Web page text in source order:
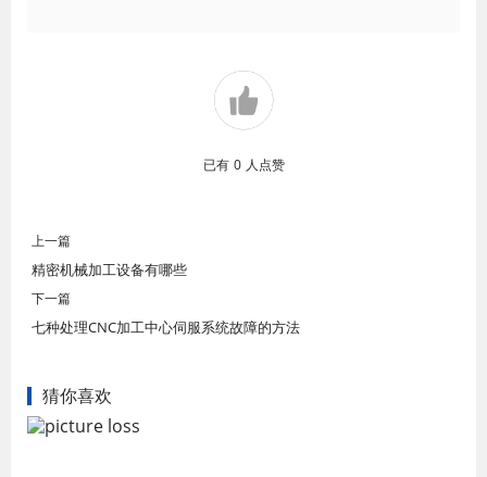
已有 0 人点赞
上一篇
精密机械加工设备有哪些
下一篇
七种处理CNC加工中心伺服系统故障的方法
猜你喜欢